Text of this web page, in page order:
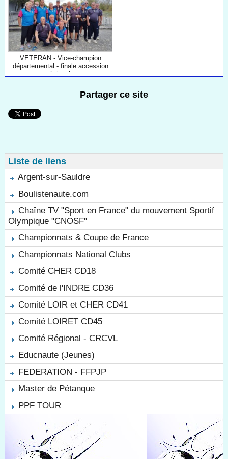
VETERAN - Vice-champion
départemental - finale accession
régionale
Partager ce site
Liste de liens
Argent-sur-Sauldre
Boulistenaute.com
Chaîne TV "Sport en France" du mouvement Sportif
Olympique "CNOSF"
Championnats & Coupe de France
Championnats National Clubs
Comité CHER CD18
Comité de l'INDRE CD36
Comité LOIR et CHER CD41
Comité LOIRET CD45
Comité Régional - CRCVL
Educnaute (Jeunes)
FEDERATION - FFPJP
Master de Pétanque
PPF TOUR